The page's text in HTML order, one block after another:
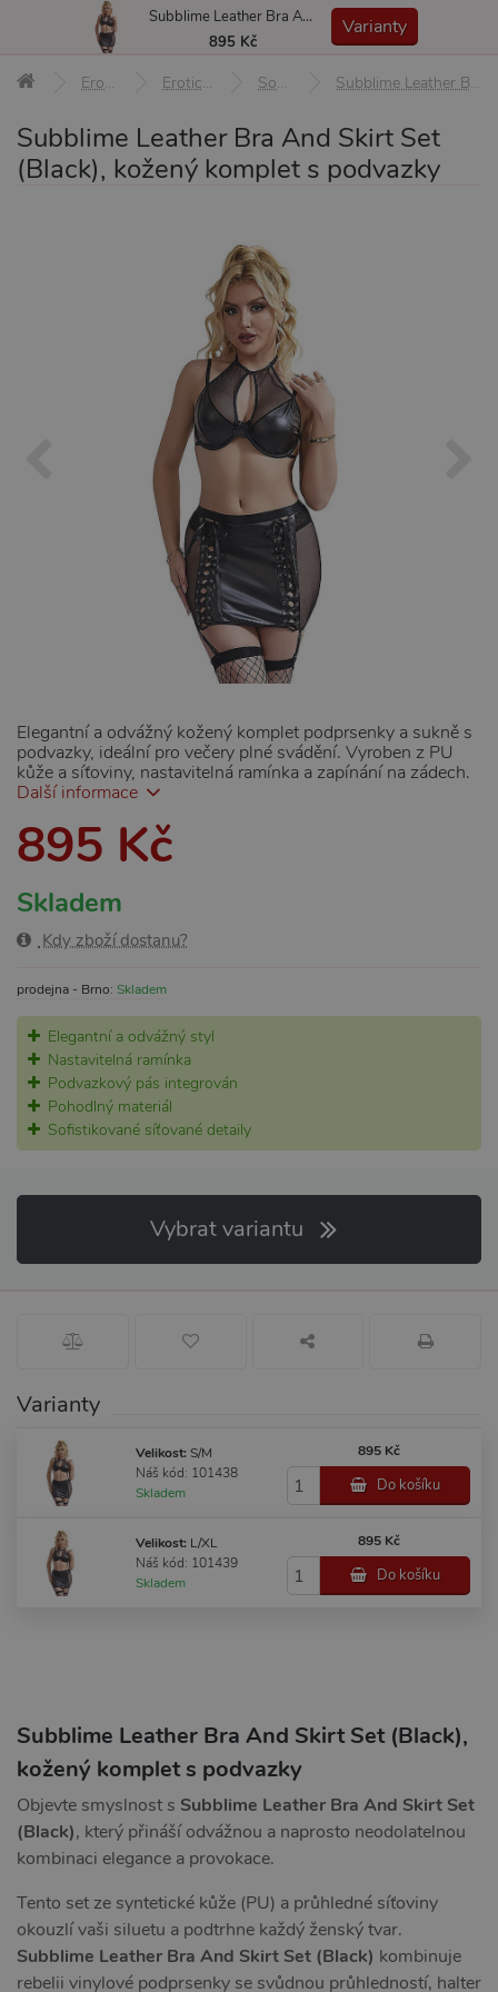
MENU
Erotické pomůcky Erotické prádlo a oblečení Soupravy prádla Subblime Leather Bra And Skirt Set (Black), kožený komplet s podvazky
Subblime Leather Bra And Skirt Set
(Black), kožený komplet s podvazky
Elegantní a odvážný kožený komplet podprsenky a sukně s
podvazky, ideální pro večery plné svádění. Vyroben z PU
kůže a síťoviny, nastavitelná ramínka a zapínání na zádech.
Další informace
895 Kč
Skladem
Kdy zboží dostanu?
prodejna - Brno: Skladem
Elegantní a odvážný styl
Nastavitelná ramínka
Podvazkový pás integrován
Pohodlný materiál
Sofistikované síťované detaily
Vybrat variantu
Varianty
Velikost: S/M
Náš kód: 101438
Skladem
895 Kč
Do košíku
Velikost: L/XL
Náš kód: 101439
Skladem
895 Kč
Do košíku
Subblime Leather Bra And Skirt Set (Black), kožený komplet s podvazky
895 Kč
Varianty
Subblime Leather Bra And Skirt Set (Black),
kožený komplet s podvazky
Objevte smyslnost s Subblime Leather Bra And Skirt Set
(Black), který přináší odvážnou a naprosto neodolatelnou
kombinaci elegance a provokace.
Tento set ze syntetické kůže (PU) a průhledné síťoviny
okouzlí vaši siluetu a podtrhne každý ženský tvar.
Subblime Leather Bra And Skirt Set (Black) kombinuje
rebelii vinylové podprsenky se svůdnou průhledností, halter